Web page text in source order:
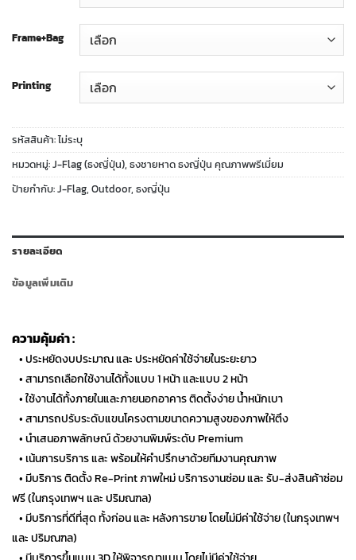
Frame+Bag
Printing
รหัสสินค้า:ไม่ระบุ
หมวดหมู่:J-Flag (ธงญี่ปุ่น), ธงชายหาด ธงญี่ปุ่น คุณภาพพรีเมี่ยม
ป้ายกำกับ:J-Flag, Outdoor, ธงญี่ปุ่น
รายละเอียด
ข้อมูลเพิ่มเติม
ความคุ้มค่า :
• ประหยัดงบประมาณ และ ประหยัดค่าใช้จ่ายในระยะยาว
• สามารถเลือกใช้งานได้ทั้งแบบ 1 หน้า และแบบ 2 หน้า
• ใช้งานได้ทั้งภายในและภายนอกอาคาร ติดตั้งง่าย น้ำหนักเบา
• สามารถปรับระดับแขนโครงตามขนาดความสูงของภาพให้ตึง
• นำเสนอภาพลักษณ์ ด้วยงานพิมพ์ระดับ Premium
• เน้นการบริการ และ พร้อมให้คำปรึกษาด้วยทีมงานคุณภาพ
• มีบริการ ติดตั้ง Re-Print ภาพใหม่ บริการงานซ่อม และ รับ-ส่งสินค้าซ่อม
ฟรี (ในกรุงเทพฯ และ ปริมณฑล)
• มีบริการที่ดีที่สุด ทั้งก่อน และ หลังการขาย โดยไม่มีค่าใช้จ่าย (ในกรุงเทพฯ
และ ปริมณฑล)